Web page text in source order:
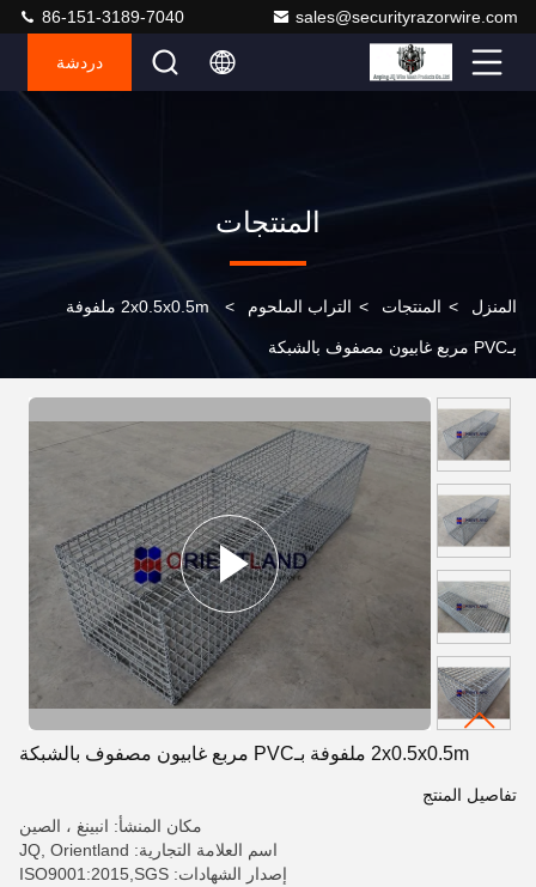
sales@securityrazorwire.com
86-151-3189-7040
دردشة
المنتجات
المنزل > المنتجات > التراب الملحوم > 2x0.5x0.5m ملفوفة
بـPVC مربع غابيون مصفوف بالشبكة
2x0.5x0.5m ملفوفة بـPVC مربع غابيون مصفوف بالشبكة
تفاصيل المنتج
مكان المنشأ: انبينغ ، الصين
اسم العلامة التجارية: JQ, Orientland
إصدار الشهادات: ISO9001:2015,SGS